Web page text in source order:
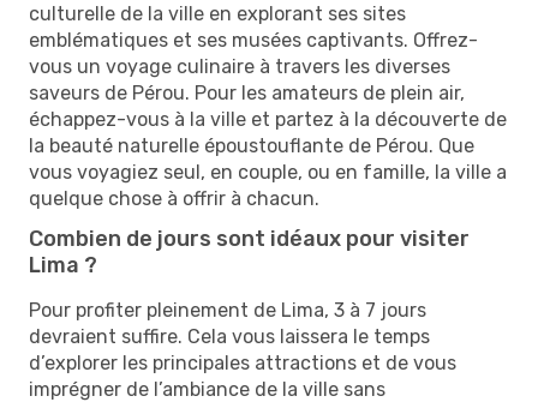
culturelle de la ville en explorant ses sites
emblématiques et ses musées captivants. Offrez-
vous un voyage culinaire à travers les diverses
saveurs de Pérou. Pour les amateurs de plein air,
échappez-vous à la ville et partez à la découverte de
la beauté naturelle époustouflante de Pérou. Que
vous voyagiez seul, en couple, ou en famille, la ville a
quelque chose à offrir à chacun.
Combien de jours sont idéaux pour visiter
Lima ?
Pour profiter pleinement de Lima, 3 à 7 jours
devraient suffire. Cela vous laissera le temps
d’explorer les principales attractions et de vous
imprégner de l’ambiance de la ville sans